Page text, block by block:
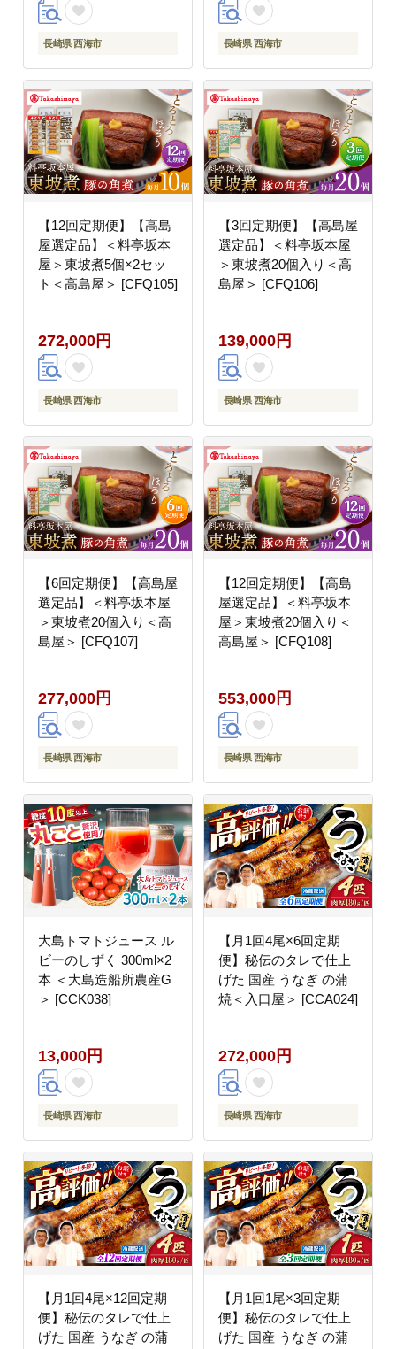
長崎県 西海市 長崎県 西海市
【12回定期便】【高島
屋選定品】＜料亭坂本
屋＞東坡煮5個×2セッ
ト＜高島屋＞ [CFQ105]
272,000円
長崎県 西海市
【3回定期便】【高島屋
選定品】＜料亭坂本屋
＞東坡煮20個入り＜高
島屋＞ [CFQ106]
139,000円
長崎県 西海市
【6回定期便】【高島屋
選定品】＜料亭坂本屋
＞東坡煮20個入り＜高
島屋＞ [CFQ107]
277,000円
長崎県 西海市
【12回定期便】【高島
屋選定品】＜料亭坂本
屋＞東坡煮20個入り＜
高島屋＞ [CFQ108]
553,000円
長崎県 西海市
大島トマトジュース ル
ビーのしずく 300ml×2
本 ＜大島造船所農産G
＞ [CCK038]
13,000円
長崎県 西海市
【月1回4尾×6回定期
便】秘伝のタレで仕上
げた 国産 うなぎ の蒲
焼＜入口屋＞ [CCA024]
272,000円
長崎県 西海市
【月1回4尾×12回定期
便】秘伝のタレで仕上
げた 国産 うなぎ の蒲
【月1回1尾×3回定期
便】秘伝のタレで仕上
げた 国産 うなぎ の蒲